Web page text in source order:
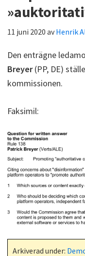
11 juni 2020 avHenrik
Den enträgne
Breyer(PP, DE)
kommissionen.
Faksimil:
Arkiverad under: